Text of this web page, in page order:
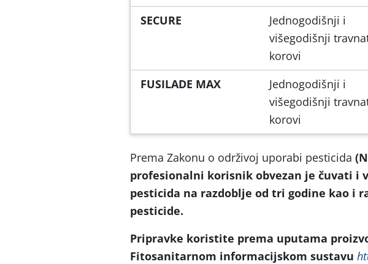
SECURE
Jednogodišnji i
višegodišnji
korovi
FUSILADE MAX
Jednogodišnji i
višegodišnji
korovi
Prema Zakonu o održivoj uporabi pesticida
profesionalni korisnik obvezan je čuvati i
pesticida na razdoblje od tri godine kao i
pesticide.
Pripravke koristite prema uputama
Fitosanitarnom informacijskom sustavu